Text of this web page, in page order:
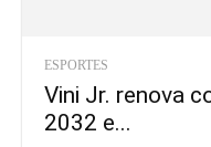
ESPORTES
Vini Jr. renova
2032 e...